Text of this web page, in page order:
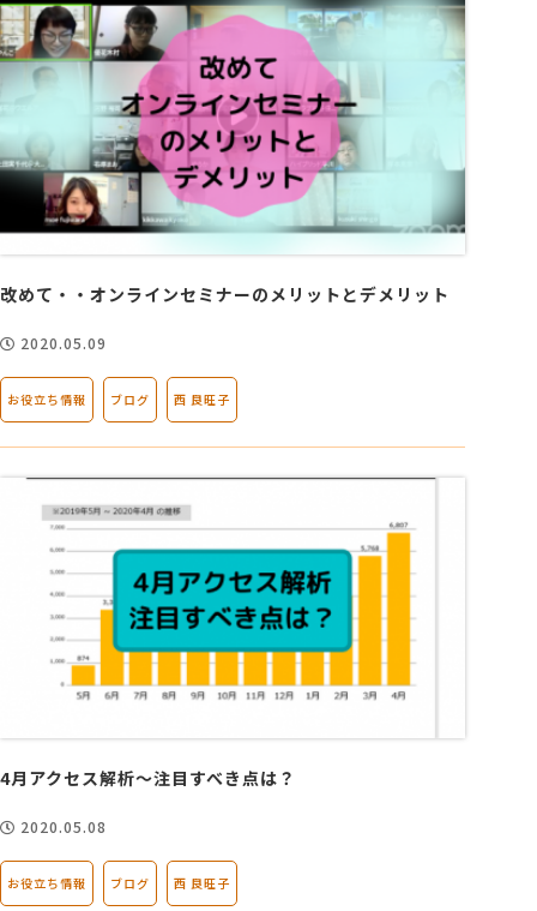
改めて・・オンラインセミナーのメリットとデメリット
2020.05.09
お役立ち情報 ブログ 西 良旺子
4月アクセス解析～注目すべき点は？
2020.05.08
お役立ち情報 ブログ 西 良旺子